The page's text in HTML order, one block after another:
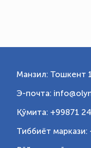
Манзил: Тошкент
Э-почта:
Қўмита: +99871
Тиббиёт маркази: